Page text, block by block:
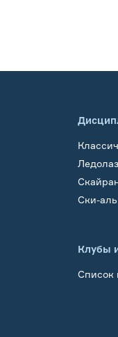
Ски-
Клубы
Список